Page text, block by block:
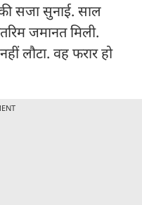
सजा सुनाई. साल
जमानत मिली.
लौटा. वह फरार हो